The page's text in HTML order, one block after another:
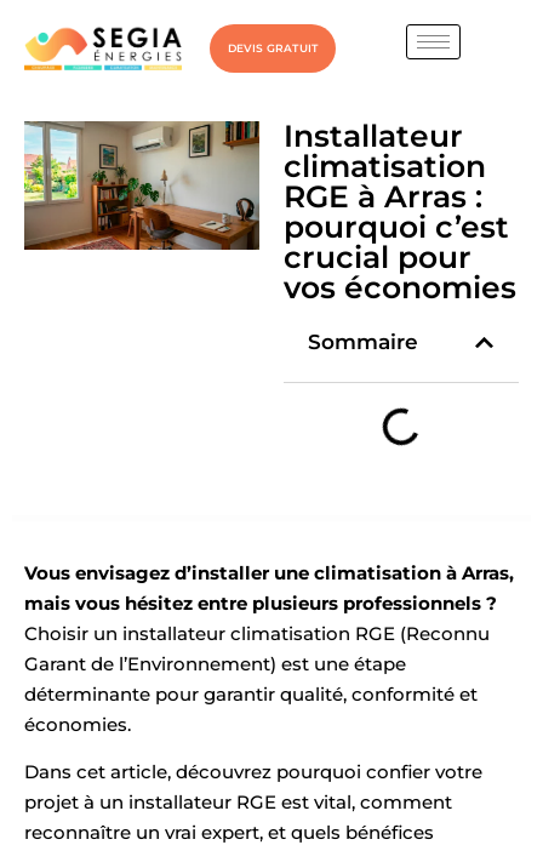
DEVIS GRATUIT
Installateur
climatisation
RGE à Arras :
pourquoi c’est
crucial pour
vos économies
Sommaire
Vous envisagez d’installer une climatisation à Arras,
mais vous hésitez entre plusieurs professionnels ?
Choisir un installateur climatisation RGE (Reconnu
Garant de l’Environnement) est une étape
déterminante pour garantir qualité, conformité et
économies.
Dans cet article, découvrez pourquoi confier votre
projet à un installateur RGE est vital, comment
reconnaître un vrai expert, et quels bénéfices